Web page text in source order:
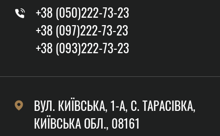
+38 (050)222-73-23
+38 (097)222-73-23
+38 (093)222-73-23
ВУЛ. КИЇВСЬКА, 1-А, C. ТАРАСІВКА,
КИЇВСЬКА ОБЛ., 08161